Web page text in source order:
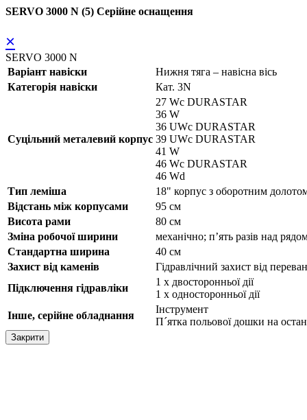
SERVO 3000 N (5) Серійне оснащення
×
SERVO 3000 N
Варіант навіски
Нижня тяга – навісна вісь
Категорія навіски
Кат. 3N
Суцільний металевий корпус
27 Wc DURASTAR
36 W
36 UWc DURASTAR
39 UWc DURASTAR
41 W
46 Wc DURASTAR
46 Wd
Тип леміша
18" корпус з оборотним
Відстань між корпусами
95 см
Висота рами
80 см
Зміна робочої ширини
механічно; п’ять разів над
Стандартна ширина
40 см
Захист від каменів
Гідравлічний захист від
Підключення гідравліки
1 x двосторонньої дії
1 x односторонньої дії
Інше, серійне обладнання
Інструмент
П´ятка польової дошки на
Закрити